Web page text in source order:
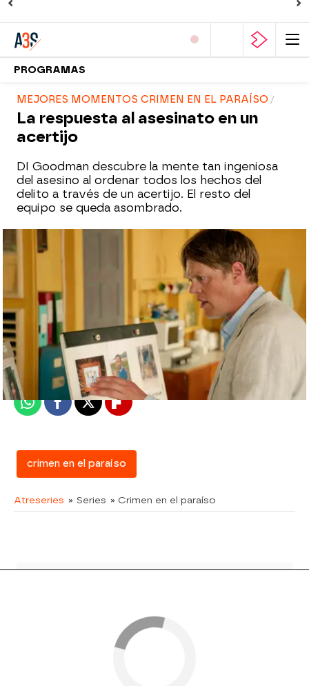
PROGRAMAS
MEJORES MOMENTOS CRIMEN EN EL PARAÍSO
La respuesta al asesinato en un
acertijo
DI Goodman descubre la mente tan ingeniosa
del asesino al ordenar todos los hechos del
delito a través de un acertijo. El resto del
equipo se queda asombrado.
atreseries
Madrid
Publicado:22 de abril de 2016, 17:26
WhatsappFacebook
X Flipboard
crimen en el paraíso
Atreseries » Series » Crimen en el paraíso